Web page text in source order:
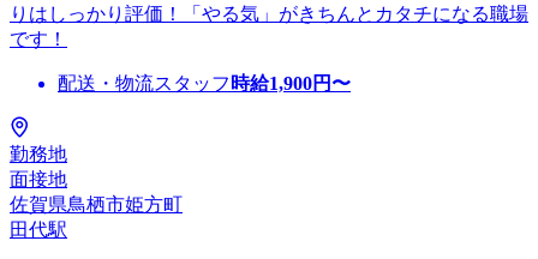
りはしっかり評価！「やる気」がきちんとカタチになる職場
です！
配送・物流スタッフ 時給1,900円〜
勤務地
面接地
佐賀県鳥栖市姫方町
田代駅